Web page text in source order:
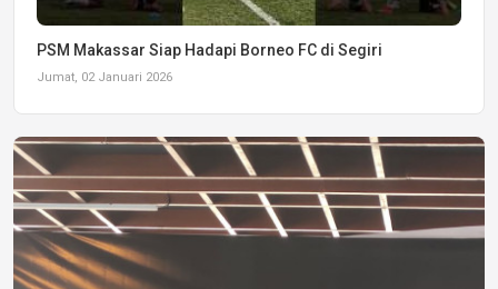
PSM Makassar Siap Hadapi Borneo FC di Segiri
Jumat, 02 Januari 2026